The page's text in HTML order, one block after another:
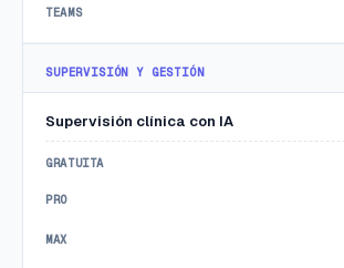
SUPERVISIÓN Y GESTIÓN
Supervisión clínica con IA
Nº de profesionales